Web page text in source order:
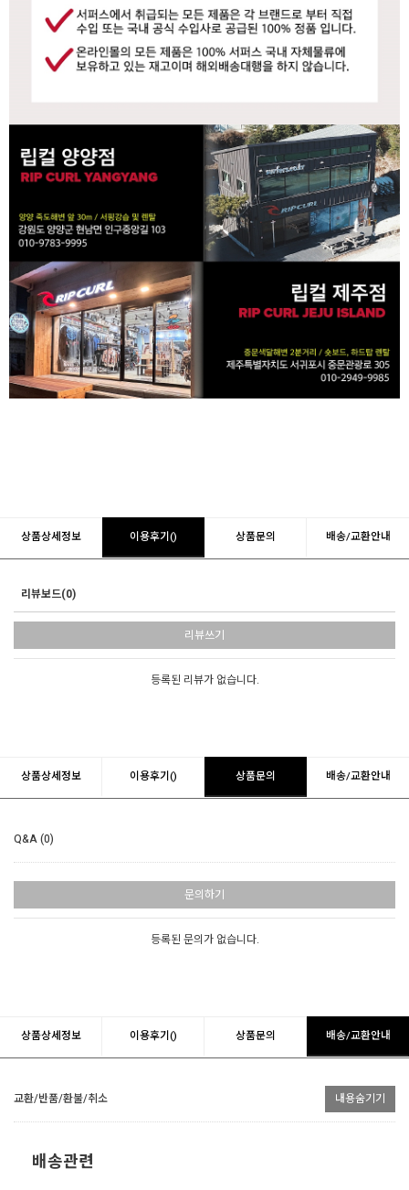
상품상세정보 이용후기() 상품문의 배송/교환안내
리뷰보드(0)
리뷰쓰기
등록된 리뷰가 없습니다.
상품상세정보 이용후기() 상품문의 배송/교환안내
Q&A (0)
문의하기
등록된 문의가 없습니다.
상품상세정보 이용후기() 상품문의 배송/교환안내
교환/반품/환불/취소 내용숨기기
배송관련